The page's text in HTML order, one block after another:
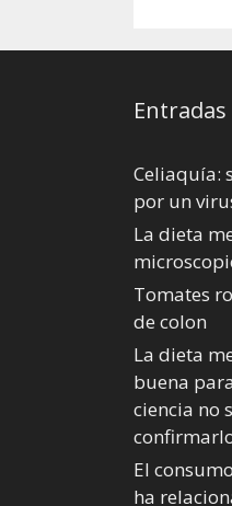
Celiaquía:
por un
La dieta
Tomates
de colon
La dieta
buena
ciencia no
El
ha